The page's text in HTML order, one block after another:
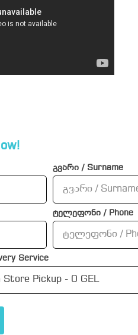
გვარი / Surname
ტელეფონი / Phone
Service